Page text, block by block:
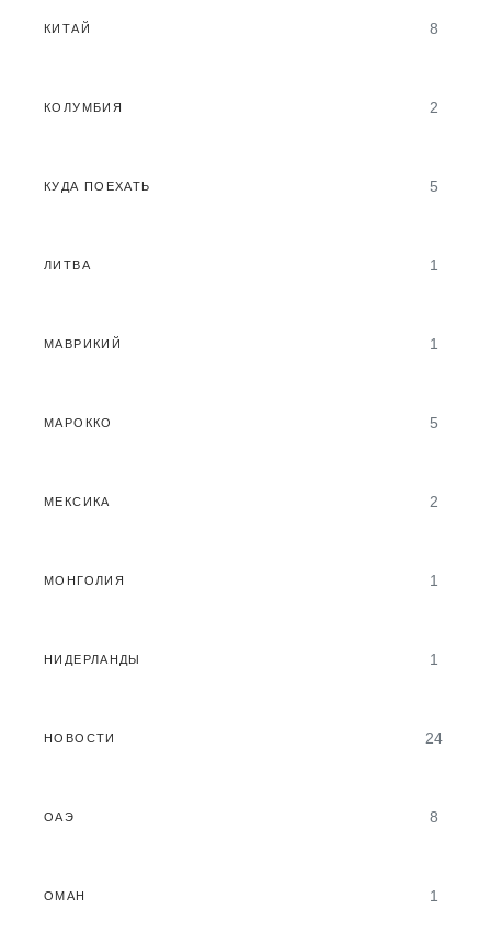
КИТАЙ 8
КОЛУМБИЯ 2
КУДА ПОЕХАТЬ 5
ЛИТВА 1
МАВРИКИЙ 1
МАРОККО 5
МЕКСИКА 2
МОНГОЛИЯ 1
НИДЕРЛАНДЫ 1
НОВОСТИ 24
ОАЭ 8
ОМАН 1